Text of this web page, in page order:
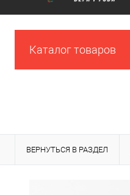
Каталог товаров
ВЕРНУТЬСЯ В РАЗДЕЛ